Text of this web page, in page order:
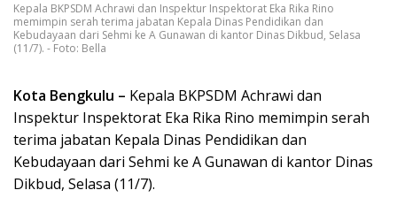
Kepala BKPSDM Achrawi dan Inspektur Inspektorat Eka Rika Rino
memimpin serah terima jabatan Kepala Dinas Pendidikan dan
Kebudayaan dari Sehmi ke A Gunawan di kantor Dinas Dikbud, Selasa
(11/7). - Foto: Bella
Kota Bengkulu – Kepala BKPSDM Achrawi dan
Inspektur Inspektorat Eka Rika Rino memimpin serah
terima jabatan Kepala Dinas Pendidikan dan
Kebudayaan dari Sehmi ke A Gunawan di kantor Dinas
Dikbud, Selasa (11/7).